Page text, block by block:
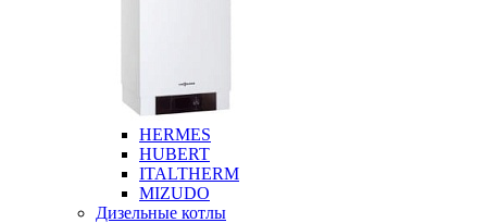
HERMES
HUBERT
ITALTHERM
MIZUDO
Дизельные котлы